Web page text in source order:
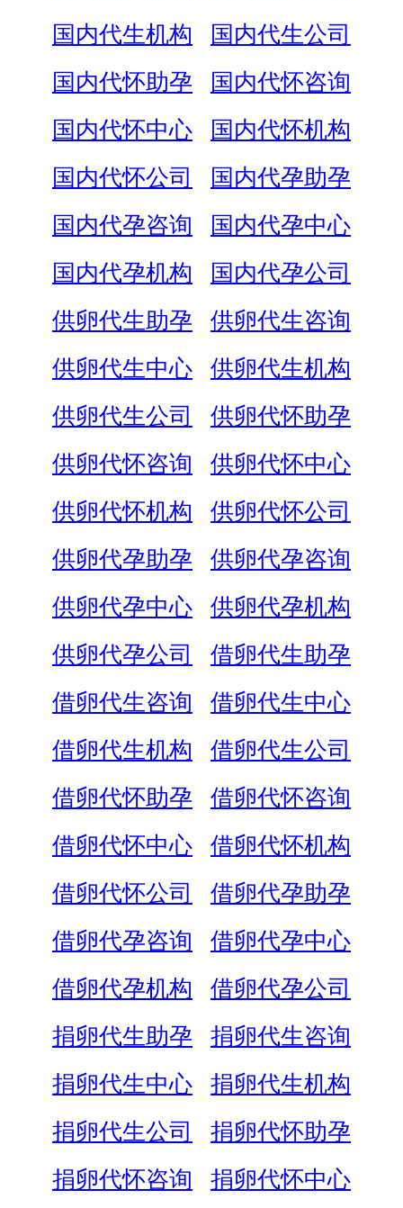
国内代生机构
国内代生公司
国内代怀助孕
国内代怀咨询
国内代怀中心
国内代怀机构
国内代怀公司
国内代孕助孕
国内代孕咨询
国内代孕中心
国内代孕机构
国内代孕公司
供卵代生助孕
供卵代生咨询
供卵代生中心
供卵代生机构
供卵代生公司
供卵代怀助孕
供卵代怀咨询
供卵代怀中心
供卵代怀机构
供卵代怀公司
供卵代孕助孕
供卵代孕咨询
供卵代孕中心
供卵代孕机构
供卵代孕公司
借卵代生助孕
借卵代生咨询
借卵代生中心
借卵代生机构
借卵代生公司
借卵代怀助孕
借卵代怀咨询
借卵代怀中心
借卵代怀机构
借卵代怀公司
借卵代孕助孕
借卵代孕咨询
借卵代孕中心
借卵代孕机构
借卵代孕公司
捐卵代生助孕
捐卵代生咨询
捐卵代生中心
捐卵代生机构
捐卵代生公司
捐卵代怀助孕
捐卵代怀咨询
捐卵代怀中心